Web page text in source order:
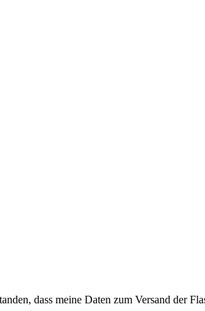
dass meine Daten zum Versand der